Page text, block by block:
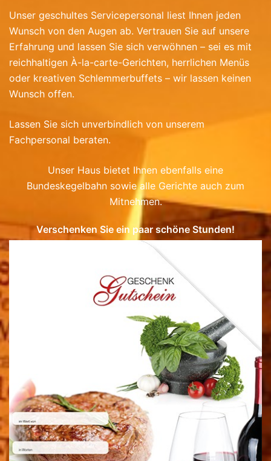
Unser geschultes Servicepersonal liest Ihnen jeden
Wunsch von den Augen ab. Vertrauen Sie auf unsere
Erfahrung und lassen Sie sich verwöhnen – sei es mit
reichhaltigen À-la-carte-Gerichten, herrlichen Menüs
oder kreativen Schlemmerbuffets – wir lassen keinen
Wunsch offen.
Lassen Sie sich unverbindlich von unserem
Fachpersonal beraten.
Unser Haus bietet Ihnen ebenfalls eine
Bundeskegelbahn sowie alle Gerichte auch zum
Mitnehmen.
Verschenken Sie ein paar schöne Stunden!